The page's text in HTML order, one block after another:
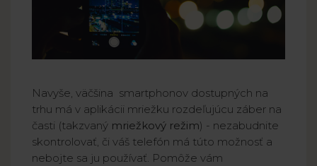
Navyše, väčšina smartphonov dostupných na
trhu má v aplikácii mriežku rozdeľujúcu záber na
časti (takzvaný mriežkový režim) - nezabudnite
skontrolovať, či váš telefón má túto možnosť a
nebojte sa ju používať. Pomôže vám